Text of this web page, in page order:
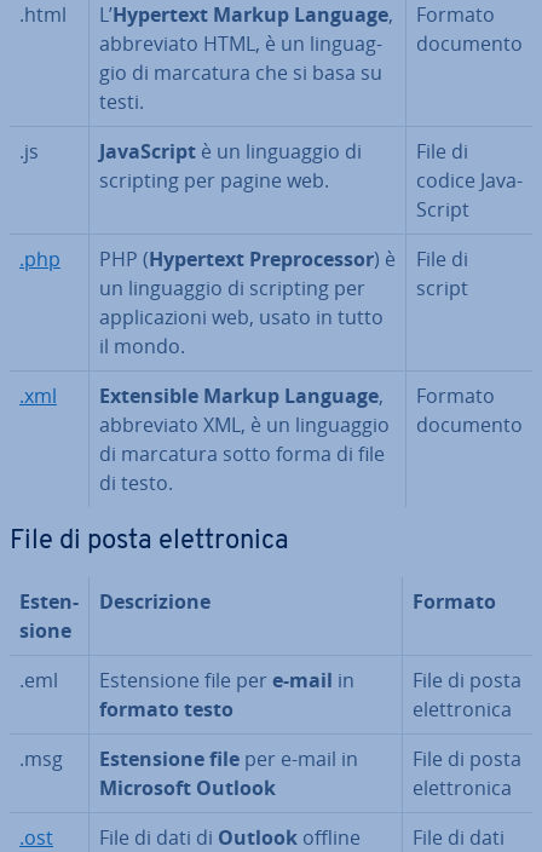
.html
L’Hypertext Markup Language,
ab­bre­via­to HTML, è un lin­guag­
gio di marcatura che si basa su
testi.
Formato
documento
.js Ja­va­Script è un lin­guag­gio di
scripting per pagine web.
File di
codice Ja­va­
Script
.php
PHP (Hypertext Pre­pro­ces­sor) è
un lin­guag­gio di scripting per
ap­pli­ca­zio­ni web, usato in tutto
il mondo.
File di
script
.xml Ex­ten­si­ble Markup Language,
ab­bre­via­to XML, è un lin­guag­gio
di marcatura sotto forma di file
di testo.
Formato
documento
File di posta elet­tro­ni­ca
Esten­
sio­ne
De­scri­zio­ne Formato
.eml Esten­sio­ne file per e-mail in
formato testo
File di posta
elet­tro­ni­ca
.msg
Esten­sio­ne file per e-mail in
Microsoft Outlook
File di posta
elet­tro­ni­ca
.ost
File di dati di Outlook offline
File di dati